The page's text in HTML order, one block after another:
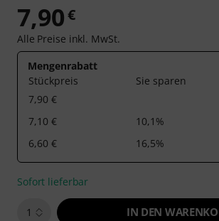
7,90€
Alle Preise inkl. MwSt.
Mengenrabatt
Stückpreis
Sie sparen
7,90 €
7,10 €
10,1%
6,60 €
16,5%
Sofort lieferbar
1 IN DEN